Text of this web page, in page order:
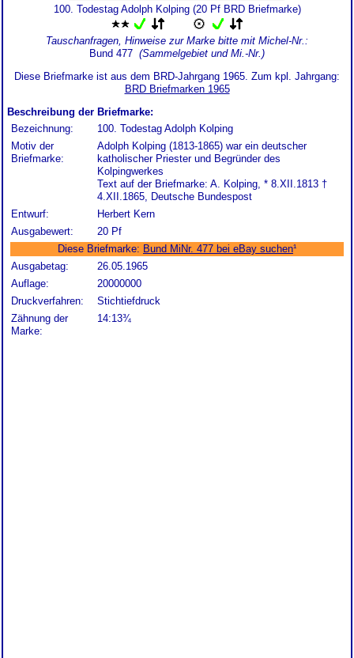
100. Todestag Adolph Kolping (20 Pf BRD Briefmarke)
Tauschanfragen, Hinweise zur Marke bitte mit Michel-Nr.:
Bund 477 (Sammelgebiet und Mi.-Nr.)
Diese Briefmarke ist aus dem BRD-Jahrgang 1965. Zum kpl. Jahrgang:
BRD Briefmarken 1965
Beschreibung der Briefmarke:
Bezeichnung:
100. Todestag Adolph Kolping
Motiv der
Briefmarke:
Adolph Kolping (1813-1865) war ein deutscher
katholischer Priester und Begründer des
Kolpingwerkes
Text auf der Briefmarke: A. Kolping, * 8.XII.1813 †
4.XII.1865, Deutsche Bundespost
Entwurf:
Herbert Kern
Ausgabewert:
20 Pf
Diese Briefmarke: Bund MiNr. 477 bei eBay suchen¹
Ausgabetag:
26.05.1965
Auflage:
20000000
Druckverfahren:
Stichtiefdruck
Zähnung der
Marke:
14:13¾